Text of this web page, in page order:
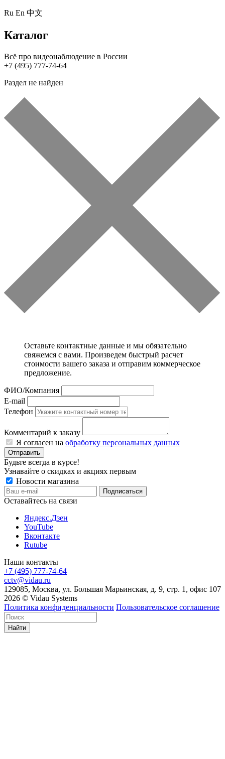
Ru En 中文
Каталог
Всё про видеонаблюдение в России
+7 (495) 777-74-64
Раздел не найден
Оставьте контактные данные и мы обязательно
свяжемся с вами. Произведем быстрый расчет
стоимости вашего заказа и отправим коммерческое
предложение.
ФИО/Компания
E-mail
Телефон
Комментарий к заказу
Я согласен на обработку персональных данных
Отправить
Будьте всегда в курсе!
Узнавайте о скидках и акциях первым
Новости магазина
Оставайтесь на связи
Яндекс.Дзен
YouTube
Вконтакте
Rutube
Наши контакты
+7 (495) 777-74-64
cctv@vidau.ru
129085, Москва, ул. Большая Марьинская, д. 9, стр. 1, офис 107
2026 © Vidau Systems
Политика конфиденциальности Пользовательское соглашение
Найти